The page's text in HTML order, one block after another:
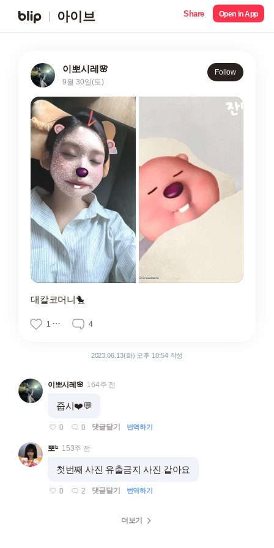
아이브 Share Open in App
이뽀시레🌸
9월 30일(토)
Follow
대칼코머니🐤
1 4
2023.06.13(화) 오후 10:54 작성
이뽀시레🌸 164주 전
줍시❤️💬
0 0 댓글달기 번역하기
뽀ᴵᶻ 153주 전
첫번째 사진 유출금지 사진 같아요
0 2 댓글달기 번역하기
더보기